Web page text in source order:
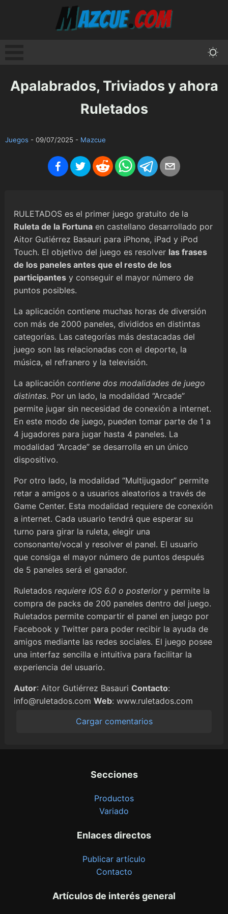
Apalabrados, Triviados y ahora
Ruletados
Juegos - 09/07/2025 - Mazcue
RULETADOS es el primer juego gratuito de la
Ruleta de la Fortuna en castellano desarrollado por
Aitor Gutiérrez Basauri para iPhone, iPad y iPod
Touch. El objetivo del juego es resolver las frases
de los paneles antes que el resto de los
participantes y conseguir el mayor número de
puntos posibles.
La aplicación contiene muchas horas de diversión
con más de 2000 paneles, divididos en distintas
categorías. Las categorías más destacadas del
juego son las relacionadas con el deporte, la
música, el refranero y la televisión.
La aplicación contiene dos modalidades de juego
distintas. Por un lado, la modalidad “Arcade”
permite jugar sin necesidad de conexión a internet.
En este modo de juego, pueden tomar parte de 1 a
4 jugadores para jugar hasta 4 paneles. La
modalidad “Arcade” se desarrolla en un único
dispositivo.
Por otro lado, la modalidad “Multijugador” permite
retar a amigos o a usuarios aleatorios a través de
Game Center. Esta modalidad requiere de conexión
a internet. Cada usuario tendrá que esperar su
turno para girar la ruleta, elegir una
consonante/vocal y resolver el panel. El usuario
que consiga el mayor número de puntos después
de 5 paneles será el ganador.
Ruletados requiere IOS 6.0 o posteriory permite la
compra de packs de 200 paneles dentro del juego.
Ruletados permite compartir el panel en juego por
Facebook y Twitter para poder recibir la ayuda de
amigos mediante las redes sociales. El juego posee
una interfaz sencilla e intuitiva para facilitar la
experiencia del usuario.
Autor: Aitor Gutiérrez Basauri Contacto:
info@ruletados.com Web: www.ruletados.com
Cargar comentarios
Artículos de interés general
Enlaces directos
Publicar artículo
Contacto
Secciones
Productos
Variado